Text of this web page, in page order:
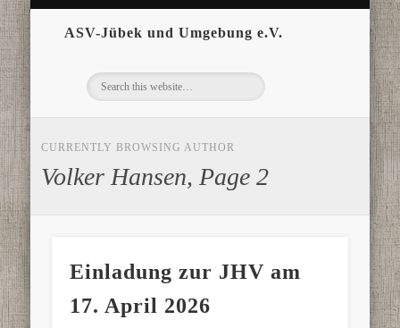
ASV-Jübek und Umgebung e.V.
CURRENTLY BROWSING AUTHOR
Volker Hansen, Page 2
Einladung zur JHV am
17. April 2026